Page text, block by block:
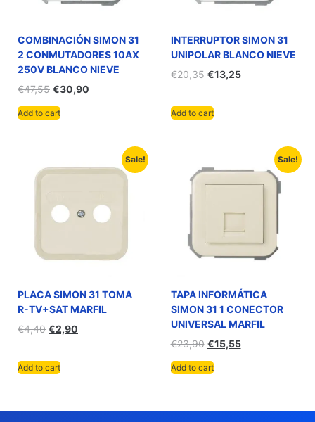
COMBINACIÓN SIMON 31
2 CONMUTADORES 10AX
250V BLANCO NIEVE
€47,55 €30,90
Add to cart
INTERRUPTOR SIMON 31
UNIPOLAR BLANCO NIEVE
€20,35 €13,25
Add to cart
Sale!
PLACA SIMON 31 TOMA
R-TV+SAT MARFIL
€4,40 €2,90
Add to cart
Sale!
TAPA INFORMÁTICA
SIMON 31 1 CONECTOR
UNIVERSAL MARFIL
€23,90 €15,55
Add to cart